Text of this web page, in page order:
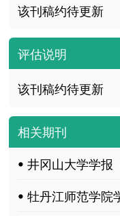
该刊稿约待更新
评估说明
该刊稿约待更新
相关期刊
ꔷ 井冈山大学学报
ꔷ 牡丹江师范学院